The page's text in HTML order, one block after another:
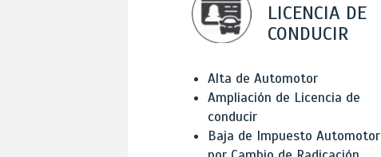
LICENCIA DE
CONDUCIR
Alta de Automotor
Ampliación de Licencia de
conducir
Baja de Impuesto Automotor